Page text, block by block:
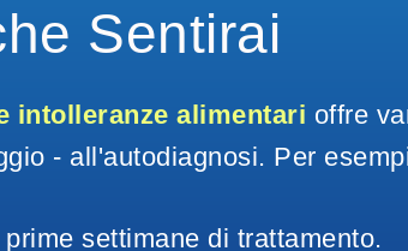
Sentirai
intolleranze alimentari offre
- all'autodiagnosi. Per
settimane di trattamento.